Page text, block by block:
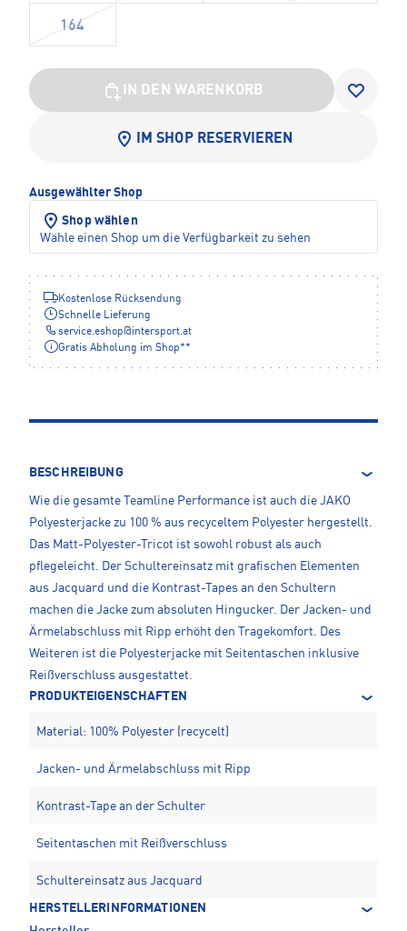
164
IN DEN WARENKORB
IM SHOP RESERVIEREN
Ausgewählter Shop
Shop wählen
Wähle einen Shop um die Verfügbarkeit zu sehen
Kostenlose Rücksendung
Schnelle Lieferung
service.eshop@intersport.at
Gratis Abholung im Shop**
BESCHREIBUNG
Wie die gesamte Teamline Performance ist auch die JAKO
Polyesterjacke zu 100 % aus recyceltem Polyester hergestellt.
Das Matt-Polyester-Tricot ist sowohl robust als auch
pflegeleicht. Der Schultereinsatz mit grafischen Elementen
aus Jacquard und die Kontrast-Tapes an den Schultern
machen die Jacke zum absoluten Hingucker. Der Jacken- und
Ärmelabschluss mit Ripp erhöht den Tragekomfort. Des
Weiteren ist die Polyesterjacke mit Seitentaschen inklusive
Reißverschluss ausgestattet.
PRODUKTEIGENSCHAFTEN
Material: 100% Polyester (recycelt)
Jacken- und Ärmelabschluss mit Ripp
Kontrast-Tape an der Schulter
Seitentaschen mit Reißverschluss
Schultereinsatz aus Jacquard
HERSTELLERINFORMATIONEN